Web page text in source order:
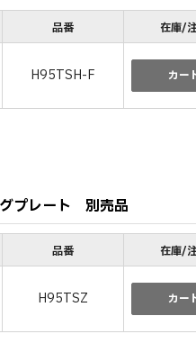
品番 在庫/
H95TSH-F カー
プレート 別売品
品番 在庫/
H95TSZ カー